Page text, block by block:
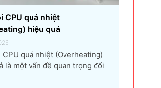
CPU quá nhiệt
hiệu quả
CPU quá nhiệt (Overheating)
là một vấn đề quan trọng đối